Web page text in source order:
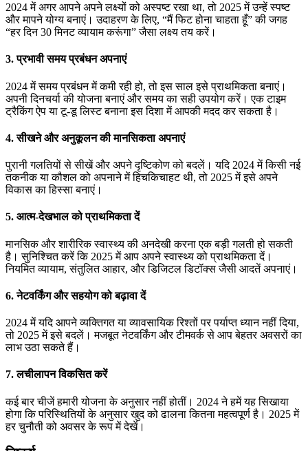
2024 में अगर आपने अपने लक्ष्यों को अस्पष्ट रखा था, तो 2025 में उन्हें स्पष्ट
और मापने योग्य बनाएं। उदाहरण के लिए, “मैं फिट होना चाहता हूँ” की जगह
“हर दिन 30 मिनट व्यायाम करूंगा” जैसा लक्ष्य तय करें।
3.प्रभावी समय प्रबंधन अपनाएं
2024 में समय प्रबंधन में कमी रही हो, तो इस साल इसे प्राथमिकता बनाएं।
अपनी दिनचर्या की योजना बनाएं और समय का सही उपयोग करें। एक टाइम
ट्रैकिंग ऐप या टू-डू लिस्ट बनाना इस दिशा में आपकी मदद कर सकता है।
4.सीखने और अनुकूलन की मानसिकता अपनाएं
पुरानी गलतियों से सीखें और अपने दृष्टिकोण को बदलें। यदि 2024 में किसी नई
तकनीक या कौशल को अपनाने में हिचकिचाहट थी, तो 2025 में इसे अपने
विकास का हिस्सा बनाएं।
5. आत्म-देखभाल को प्राथमिकता दें
मानसिक और शारीरिक स्वास्थ्य की अनदेखी करना एक बड़ी गलती हो सकती
है। सुनिश्चित करें कि 2025 में आप अपने स्वास्थ्य को प्राथमिकता दें।
नियमित व्यायाम, संतुलित आहार, और डिजिटल डिटॉक्स जैसी आदतें अपनाएं।
6.नेटवर्किंग और सहयोग को बढ़ावा दें
2024 में यदि आपने व्यक्तिगत या व्यावसायिक रिश्तों पर पर्याप्त ध्यान नहीं दिया,
तो 2025 में इसे बदलें। मजबूत नेटवर्किंग और टीमवर्क से आप बेहतर अवसरों का
लाभ उठा सकते हैं।
7.लचीलापन विकसित करें
कई बार चीजें हमारी योजना के अनुसार नहीं होतीं। 2024 ने हमें यह सिखाया
होगा कि परिस्थितियों के अनुसार खुद को ढालना कितना महत्वपूर्ण है। 2025 में
हर चुनौती को अवसर के रूप में देखें।